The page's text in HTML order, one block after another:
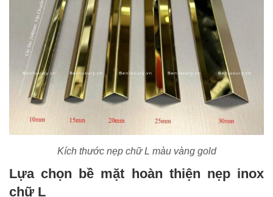
Kích thước nẹp chữ L màu vàng gold
Lựa chọn bề mặt hoàn thiện nẹp inox
chữ L